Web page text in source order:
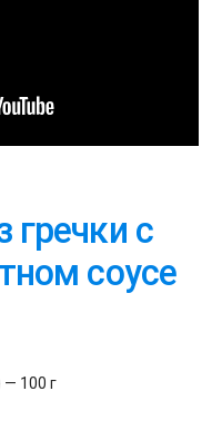
гречки с
соусе
100 г